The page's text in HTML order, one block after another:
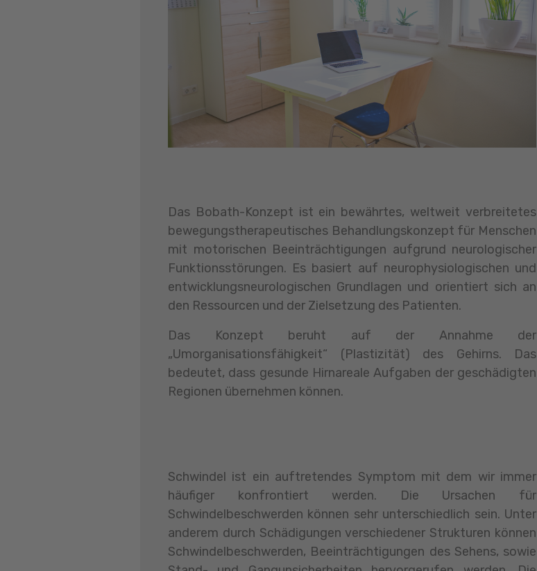
Das Bobath-Konzept ist ein bewährtes, weltweit verbreitetes
bewegungstherapeutisches Behandlungskonzept für Menschen
mit motorischen Beeinträchtigungen aufgrund neurologischer
Funktionsstörungen. Es basiert auf neurophysiologischen und
entwicklungsneurologischen Grundlagen und orientiert sich an
den Ressourcen und der Zielsetzung des Patienten.
Das Konzept beruht auf der Annahme der
„Umorganisationsfähigkeit“ (Plastizität) des Gehirns. Das
bedeutet, dass gesunde Hirnareale Aufgaben der geschädigten
Regionen übernehmen können.
Schwindel ist ein auftretendes Symptom mit dem wir immer
häufiger konfrontiert werden. Die Ursachen für
Schwindelbeschwerden können sehr unterschiedlich sein. Unter
anderem durch Schädigungen verschiedener Strukturen können
Schwindelbeschwerden, Beeinträchtigungen des Sehens, sowie